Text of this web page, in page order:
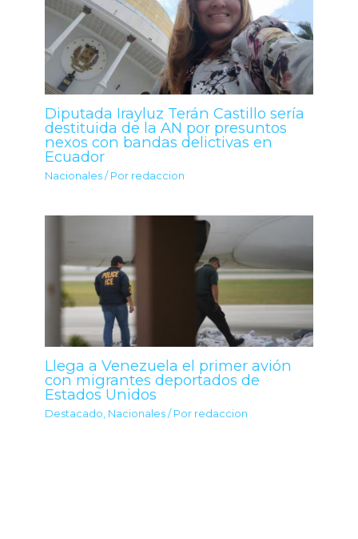
Diputada Irayluz Terán Castillo sería
destituida de la AN por presuntos
nexos con bandas delictivas en
Ecuador
Nacionales / Por redaccion
Llega a Venezuela el primer avión
con migrantes deportados de
Estados Unidos
Destacado, Nacionales / Por redaccion